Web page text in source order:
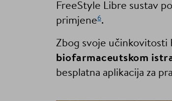
FreeStyle Libre sustav
primjene6.
Zbog svoje učinkovitosti
biofarmaceutskom
besplatna aplikacija za